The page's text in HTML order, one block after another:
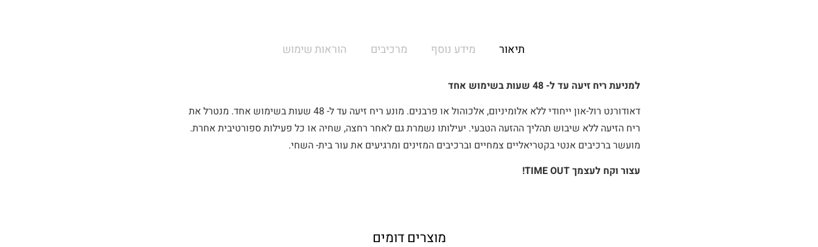
תיאור מידע נוסף מרכיבים הוראות שימוש
למניעת ריח זיעה עד ל- 48 שעות בשימוש אחד
דאודורנט רול-און ייחודי ללא אלומיניום, אלכוהול או פרבנים. מונע ריח זיעה עד ל- 48 שעות בשימוש אחד. מנטרל את
ריח הזיעה ללא שיבוש תהליך ההזעה הטבעי. יעילותו נשמרת גם לאחר רחצה, שחיה או כל פעילות ספורטיבית אחרת.
מועשר ברכיבים אנטי בקטריאליים צמחיים וברכיבים המזינים ומרגיעים את עור בית- השחי.
עצור וקח לעצמך TIME OUT!
מוצרים דומים